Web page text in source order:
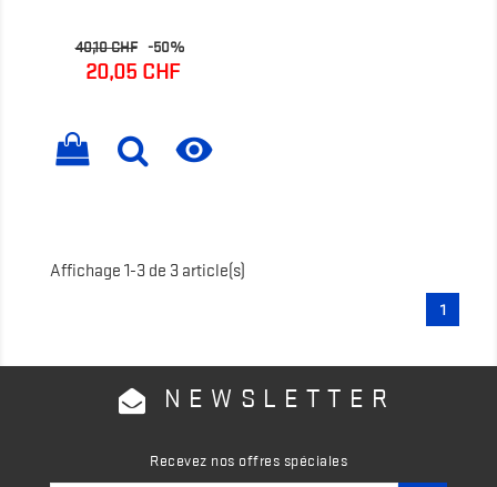
Prix
de
base
40,10 CHF -50%
20,05 CHF

Affichage 1-3 de 3 article(s)
1
NEWSLETTER
Recevez nos offres spéciales